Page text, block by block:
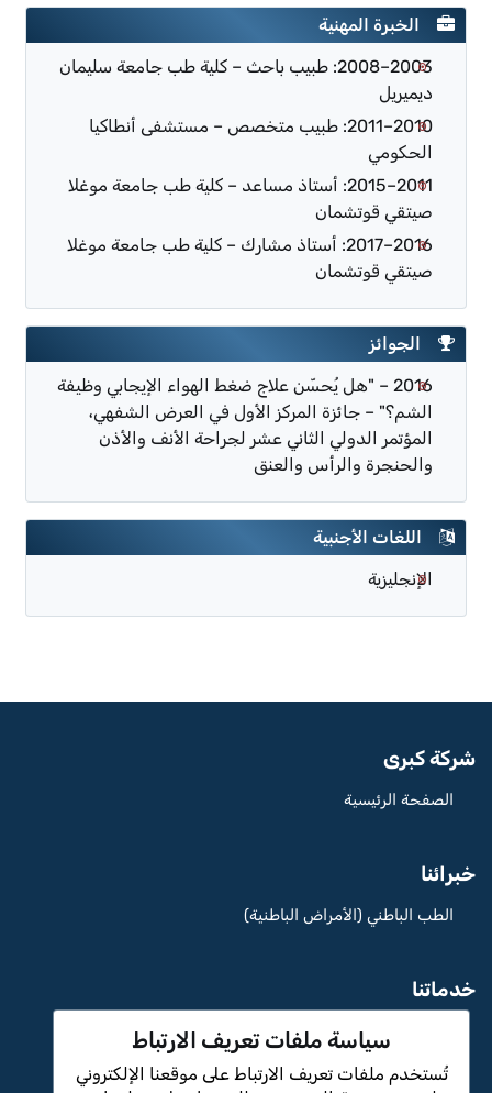
الخبرة المهنية
2003–2008: طبيب باحث – كلية طب جامعة سليمان
ديميريل
2010–2011: طبيب متخصص – مستشفى أنطاكيا
الحكومي
2011–2015: أستاذ مساعد – كلية طب جامعة موغلا
صيتقي قوتشمان
2016–2017: أستاذ مشارك – كلية طب جامعة موغلا
صيتقي قوتشمان
الجوائز
2016 – "هل يُحسّن علاج ضغط الهواء الإيجابي وظيفة
الشم؟" – جائزة المركز الأول في العرض الشفهي،
المؤتمر الدولي الثاني عشر لجراحة الأنف والأذن
والحنجرة والرأس والعنق
اللغات الأجنبية
الإنجليزية
شركة كبرى
الصفحة الرئيسية
خبرائنا
الطب الباطني (الأمراض الباطنية)
خدماتنا
سياسة ملفات تعريف الارتباط
تُستخدم ملفات تعريف الارتباط على موقعنا الإلكتروني